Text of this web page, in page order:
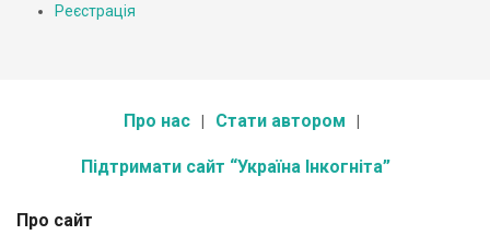
Реєстрація
Про нас Стати автором
Підтримати сайт “Україна Інкогніта”
Про сайт